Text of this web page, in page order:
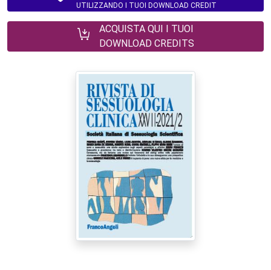
UTILIZZANDO I TUOI DOWNLOAD CREDIT
ACQUISTA QUI I TUOI
DOWNLOAD CREDITS